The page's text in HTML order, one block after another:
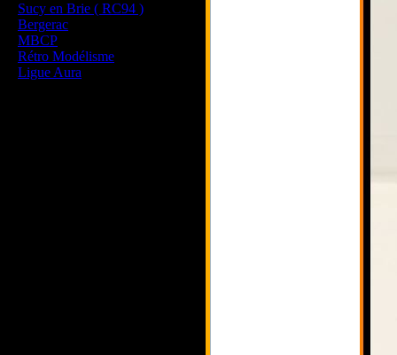
Sucy en Brie ( RC94 )
Bergerac
MBCP
Rétro Modélisme
Ligue Aura